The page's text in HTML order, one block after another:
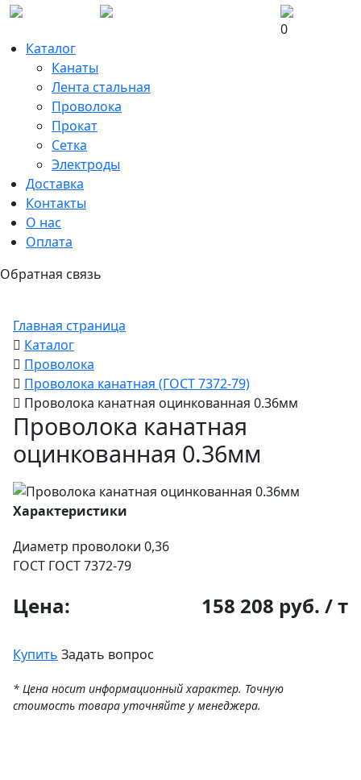
0
Каталог
Канаты
Лента стальная
Проволока
Прокат
Сетка
Электроды
Доставка
Контакты
О нас
Оплата
Обратная связь
Главная страница
Каталог
Проволока
Проволока канатная (ГОСТ 7372-79)
Проволока канатная оцинкованная 0.36мм
Проволока канатная
оцинкованная 0.36мм
Характеристики
Диаметр проволоки 0,36
ГОСТ ГОСТ 7372-79
Цена: 158 208 руб. / т
Купить Задать вопрос
* Цена носит информационный характер. Точную
стоимость товара уточняйте у менеджера.